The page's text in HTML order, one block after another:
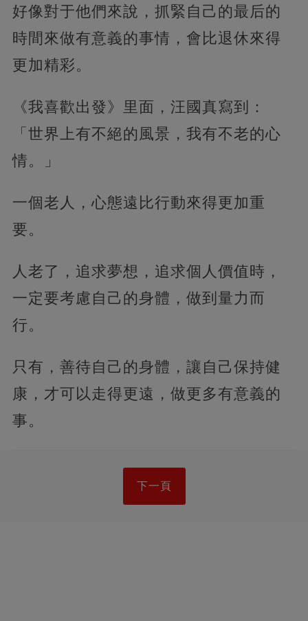
好像對于他們來說，抓緊自己的最后的
時間來做有意義的事情，會比退休來得
更加精彩。
《我喜歡出發》里面，汪國真寫到：
「世界上有不絕的風景，我有不老的心
情。」
一個老人，心態遠比行動來得更加重
要。
人老了，追求夢想，追求個人價值時，
一定要考慮自己的身體，做到量力而
行。
只有，善待自己的身體，讓自己保持健
康，才可以走得更遠，做更多有意義的
事。
下一頁